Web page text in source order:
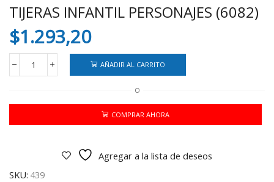
TIJERAS INFANTIL PERSONAJES (6082)
$1.293,20
TIJERAS
INFANTIL
(6082)
AÑADIR AL CARRITO
O
COMPRAR AHORA
Agregar a la lista de deseos
SKU: 439